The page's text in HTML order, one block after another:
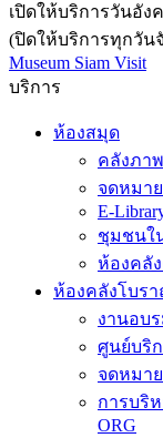
เปิดให้บริการวันอัง
(ปิดให้บริการทุกวัน
Museum Siam Visit
บริการ
ห้องสมุด
คลังภาพ
จดหมา
E-
ชุมชนใ
ห้องคลั
ห้องคลังโบร
งานอบ
ศูนย์บริ
จดหมา
การบริ
ORG